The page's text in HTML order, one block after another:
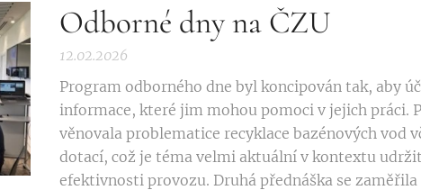
Odborné dny na ČZU
12.02.2026
Program odborného dne byl koncipován tak, aby
informace, které jim mohou pomoci v jejich práci.
věnovala problematice recyklace bazénových vod
dotací, což je téma velmi aktuální v kontextu
efektivnosti provozu. Druhá přednáška se zaměřila